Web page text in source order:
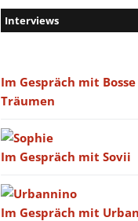
Interviews
Im Gespräch mit Bosse
Träumen
Im Gespräch mit Sovii
Im Gespräch mit